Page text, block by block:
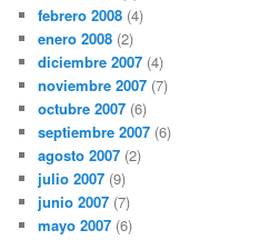
febrero 2008 (4)
enero 2008 (2)
diciembre 2007 (4)
noviembre 2007 (7)
octubre 2007 (6)
septiembre 2007 (6)
agosto 2007 (2)
julio 2007 (9)
junio 2007 (7)
mayo 2007 (6)